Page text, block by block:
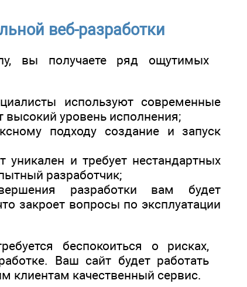
веб-разработки
вы получаете ряд ощутимых
используют современные
высокий уровень исполнения;
подходу создание и запуск
и требует нестандартных
разработчик;
разработки вам будет
закроет вопросы по эксплуатации
беспокоиться о рисках,
Ваш сайт будет работать
клиентам качественный сервис.